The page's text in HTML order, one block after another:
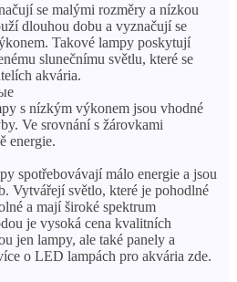
se malými rozměry a nízkou
dlouhou dobu a vyznačují se
Takové lampy poskytují
slunečnímu světlu, které se
akvária.
s nízkým výkonem jsou vhodné
Ve srovnání s žárovkami
energie.
spotřebovávají málo energie a jsou
Vytvářejí světlo, které je pohodlné
a mají široké spektrum
je vysoká cena kvalitních
jen lampy, ale také panely a
o LED lampách pro akvária zde.